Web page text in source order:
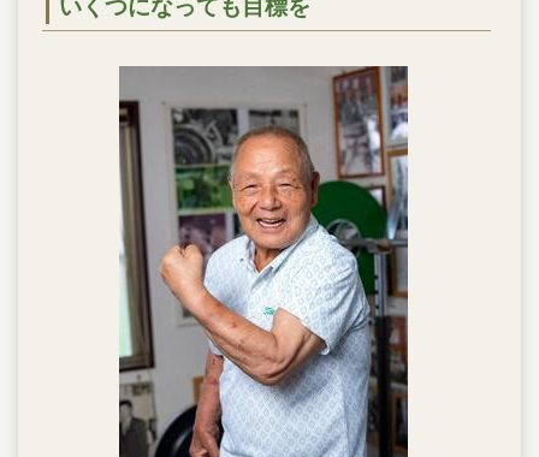
いくつになっても目標を